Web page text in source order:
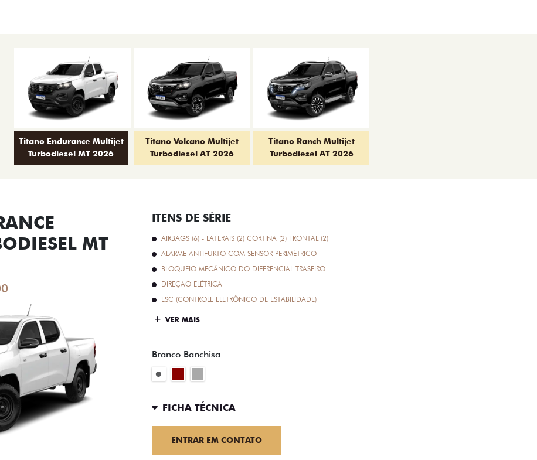
Titano Endurance Multijet
Turbodiesel MT 2026
Titano Volcano Multijet
Turbodiesel AT 2026
Titano Ranch Multijet
Turbodiesel AT 2026
MT
ITENS DE SÉRIE
AIRBAGS (6) - LATERAIS (2) CORTINA (2) FRONTAL (2)
ALARME ANTIFURTO COM SENSOR PERIMÉTRICO
BLOQUEIO MECÂNICO DO DIFERENCIAL TRASEIRO
DIREÇÃO ELÉTRICA
ESC (CONTROLE ELETRÔNICO DE ESTABILIDADE)
VER MAIS
Branco Banchisa
FICHA TÉCNICA
ENTRAR EM CONTATO